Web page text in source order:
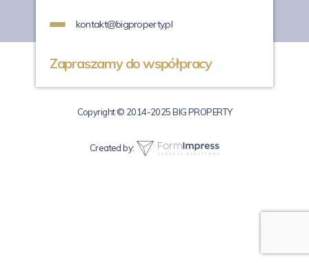
kontakt@bigproperty.pl
Zapraszamy do współpracy
Copyright © 2014-2025 BIG PROPERTY
Created by: